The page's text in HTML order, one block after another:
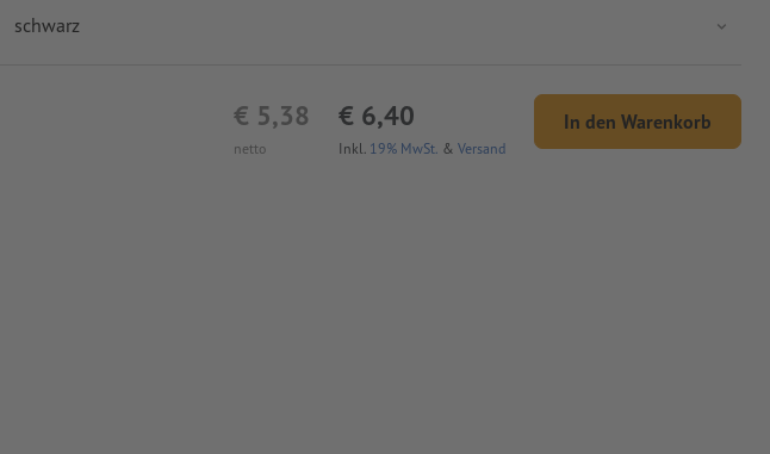
schwarz
netto
€ 5,38
Inkl. 19% MwSt. & Versand
€ 6,40 In den Warenkorb